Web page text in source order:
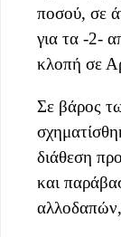
ποσού, σε
για τα -2-
κλοπή σε
Σε βάρος
διάθεση
και